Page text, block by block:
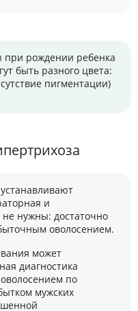
рождении ребенка
быть разного цвета:
пигментации)
и
не нужны: достаточно
оволосением.
может
диагностика
по
мужских